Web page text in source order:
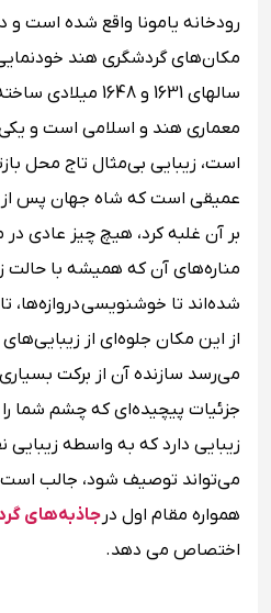
رودخانه یامونا واقع شده است
مکان‌های گردشگری هند
سالهای 1631 و
معماری هند و اسلامی است و
است، زیبایی بی‌مثال تاج محل
عمیقی است که شاه جهان پس
بر آن غلبه کرد، هیچ چیز عادی در
مناره‌های آن که همیشه با
شده‌اند تا خوشنویسی دروازه‌ها،
از این مکان جلوه‌ای از
می‌رسد سازنده آن از برکت
جزئیات پیچیده‌ای که چشم شما
زیبایی دارد که به واسطه
می‌تواند توصیف شود، ‌جالب است
همواره مقام اول در جاذبه‌های
اختصاص می دهد.